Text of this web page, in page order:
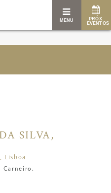
MENU
PRÓX.
EVENTOS
SILVA,
Lisboa
Carneiro.